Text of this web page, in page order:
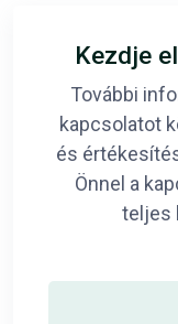
Kezdje
További
kapcsolatot
és
Önnel a
teljes